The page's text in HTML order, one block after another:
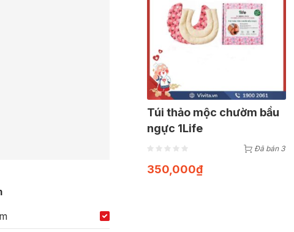
Túi thảo mộc chườm bầu
ngực 1Life
Đã bán 3
350,000₫